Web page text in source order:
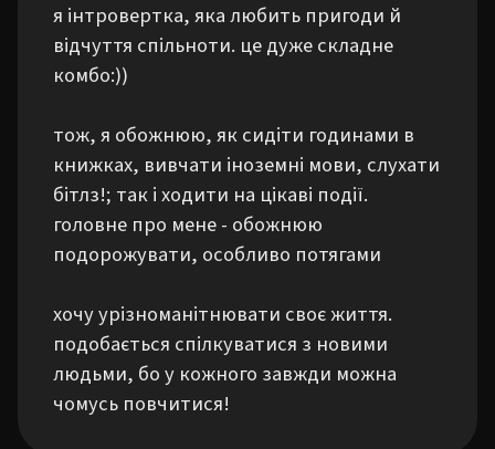
я інтровертка, яка любить пригоди й
відчуття спільноти. це дуже складне
комбо:))
тож, я обожнюю, як сидіти годинами в
книжках, вивчати іноземні мови, слухати
бітлз!; так і ходити на цікаві події.
головне про мене - обожнюю
подорожувати, особливо потягами
хочу урізноманітнювати своє життя.
подобається спілкуватися з новими
людьми, бо у кожного завжди можна
чомусь повчитися!